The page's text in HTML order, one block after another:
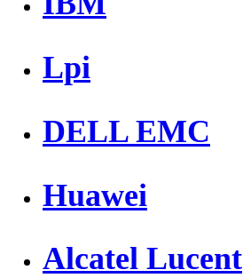
Lpi
DELL EMC
Huawei
Alcatel Lucent